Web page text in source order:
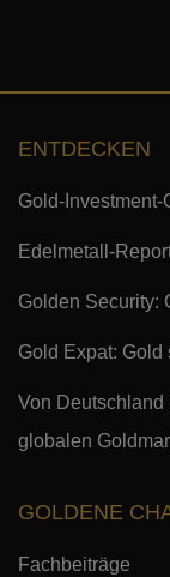
ENTDECKEN
Gold-Investment-
Edelmetall-
Golden Security:
Gold Expat: Gold
Von
globalen
GOLDENE
Fachbeiträge